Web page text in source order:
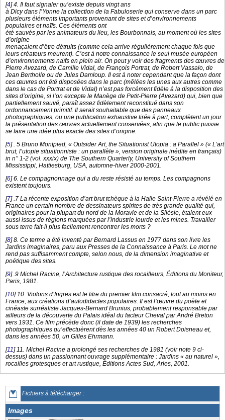
[4]4. Il faut signaler qu’existe depuis vingt ans
à Dicy dans l’Yonne la collection de la Fabuloserie qui conserve dans un parc
plusieurs éléments importants provenant de sites et d’environnements
populaires et naïfs. Ces éléments ont
été sauvés par les animateurs du lieu, les Bourbonnais, au moment où les sites
d’origine
menaçaient d’être détruits (comme cela arrive régulièrement chaque fois que
leurs créateurs meurent). C’est à notre connaissance le seul musée européen
d’environnements naïfs en plein air. On peut y voir des fragments des œuvres de
Pierre Avezard, de Camille Vidal, de François Portrat, de Robert Vassalo, de
Jean Bertholle ou de Jules Damloup. Il est à noter cependant que la façon dont
ces œuvres ont été disposées dans le parc (mêlées les unes aux autres comme
dans le cas de Portrat et de Vidal) n’est pas forcément fidèle à la disposition des
sites d’origine, si l’on excepte le Manège de Petit-Pierre (Avezard) qui, bien que
partiellement sauvé, paraît assez fidèlement reconstitué dans son
ordonnancement primitif. Il serait souhaitable que des panneaux
photographiques, ou une publication exhaustive tirée à part, complètent un jour
la présentation des œuvres actuellement conservées, afin que le public puisse
se faire une idée plus exacte des sites d’origine.
[5] . 5 Bruno Montpied, « Outsider Art, the Situationist Utopia : a Parallel » (« L’art
brut, l’utopie situationniste : un parallèle », version originale inédite en français)
in n° 1-2 (vol. xxxix) de The Southern Quarterly, University of Southern
Mississippi, Hattiesburg, USA, automne-hiver 2000-2001.
[6]6. Le compagnonnage qui a du reste résisté au temps. Les compagnons
existent toujours.
[7] .7 La récente exposition d’art brut tchèque à la Halle Saint-Pierre a révélé en
France un certain nombre de dessinateurs spirites de très grande qualité qui,
originaires pour la plupart du nord de la Moravie et de la Silésie, étaient eux
aussi issus de régions marquées par l’industrie lourde et les mines. Travailler
sous terre fait-il plus facilement rencontrer les morts ?
[8]8. Ce terme a été inventé par Bernard Lassus en 1977 dans son livre les
Jardins imaginaires, paru aux Presses de la Connaissance à Paris. Le mot ne
rend pas suffisamment compte, selon nous, de la dimension imaginative et
poétique des sites.
[9] .9 Michel Racine, l’Architecture rustique des rocailleurs, Éditions du Moniteur,
Paris, 1981.
[10] 10. Violons d’Ingres est le titre du premier film consacré, tout au moins en
France, aux créations d’autodidactes populaires. Il est l’œuvre du poète et
cinéaste surréaliste Jacques-Bernard Brunius, probablement responsable par
ailleurs de la découverte du Palais idéal du facteur Cheval par André Breton
vers 1931. Ce film précède donc (il date de 1939) les recherches
photographiques qu’effectuèrent dès les années 40 un Robert Doisneau et,
dans les années 50, un Gilles Ehrmann.
[11 ] 11. Michel Racine a prolongé ses recherches de 1981 (voir note 9 ci-
dessus) dans un passionnant ouvrage supplémentaire : Jardins « au naturel »,
rocailles grotesques et art rustique, Éditions Actes Sud, Arles, 2001.
Fichiers à télécharger :
Images